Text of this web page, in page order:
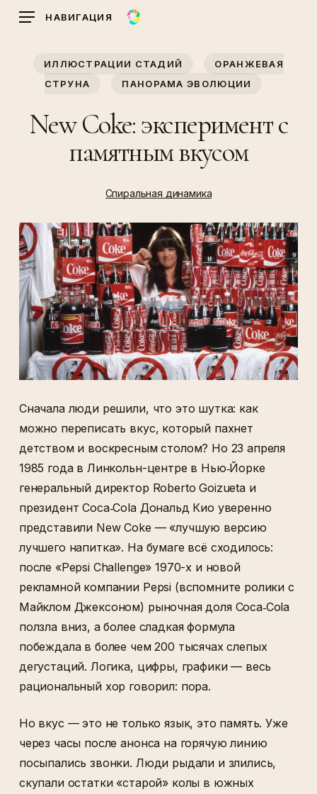
Skip
НАВИГАЦИЯ
ИЛЛЮСТРАЦИИ СТАДИЙ
ОРАНЖЕВАЯ
СТРУНА
ПАНОРАМА ЭВОЛЮЦИИ
New Coke: эксперимент с
памятным вкусом
Спиральная динамика
Сначала люди решили, что это шутка: как
можно переписать вкус, который пахнет
детством и воскресным столом? Но 23 апреля
1985 года в Линкольн-центре в Нью‑Йорке
генеральный директор Roberto Goizueta и
президент Coca‑Cola Дональд Кио уверенно
представили New Coke — «лучшую версию
лучшего напитка». На бумаге всё сходилось:
после «Pepsi Challenge» 1970-х и новой
рекламной компании Pepsi (вспомните ролики с
Майклом Джексоном) рыночная доля Coca‑Cola
ползла вниз, а более сладкая формула
побеждала в более чем 200 тысячах слепых
дегустаций. Логика, цифры, графики — весь
рациональный хор говорил: пора.
Но вкус — это не только язык, это память. Уже
через часы после анонса на горячую линию
посыпались звонки. Люди рыдали и злились,
скупали остатки «старой» колы в южных